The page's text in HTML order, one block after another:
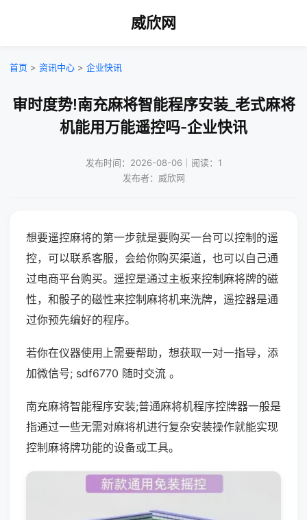
威欣网
首页 > 资讯中心 > 企业快讯
审时度势!南充麻将智能程序安装_老式麻将
机能用万能遥控吗-企业快讯
发布时间：2026-08-06｜阅读：1
发布者：威欣网
想要遥控麻将的第一步就是要购买一台可以控制的遥
控，可以联系客服，会给你购买渠道，也可以自己通
过电商平台购买。遥控是通过主板来控制麻将牌的磁
性，和骰子的磁性来控制麻将机来洗牌，遥控器是通
过你预先编好的程序。
若你在仪器使用上需要帮助，想获取一对一指导，添
加微信号; sdf6770 随时交流 。
南充麻将智能程序安装;普通麻将机程序控牌器一般是
指通过一些无需对麻将机进行复杂安装操作就能实现
控制麻将牌功能的设备或工具。